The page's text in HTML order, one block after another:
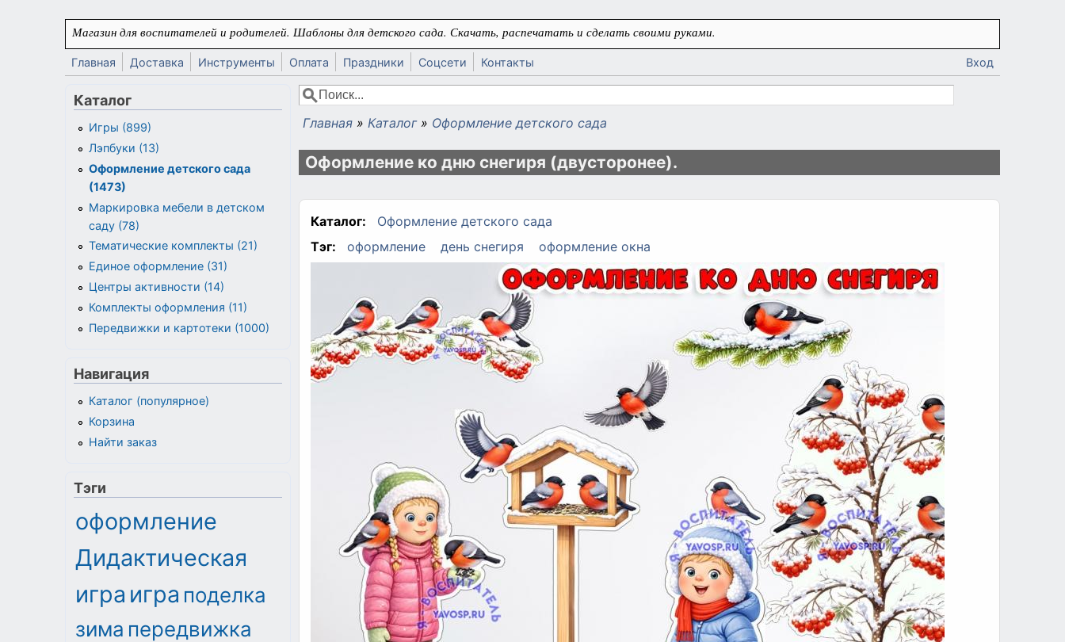
Перейти к основному содержанию
Магазин для воспитателей и родителей. Шаблоны для детского сада. Скачать, распечатать и сделать своими руками.
Главная Доставка Инструменты Оплата Праздники Соцсети Контакты Вход
Форма поиска
Поиск
Вы здесь
Главная » Каталог » Оформление детского сада
Оформление ко дню снегиря (двусторонее).
Каталог:
Оформление детского сада
Тэг:
оформление день снегиря оформление окна
Каталог
Игры (899)
Лэпбуки (13)
Оформление детского сада
(1473)
Маркировка мебели в детском
саду (78)
Тематические комплекты (21)
Единое оформление (31)
Центры активности (14)
Комплекты оформления (11)
Передвижки и картотеки (1000)
Навигация
Каталог (популярное)
Корзина
Найти заказ
Тэги
оформление
Дидактическая
игра игра поделка
зима передвижка